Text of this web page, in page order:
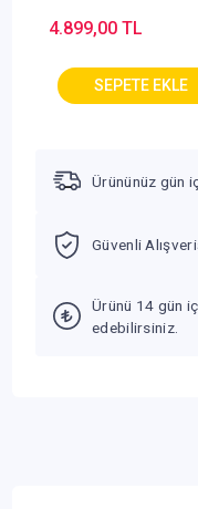
4.899,00 TL
Ürününüz gün
Güvenli
Ürünü 14 gün
edebilirsiniz.